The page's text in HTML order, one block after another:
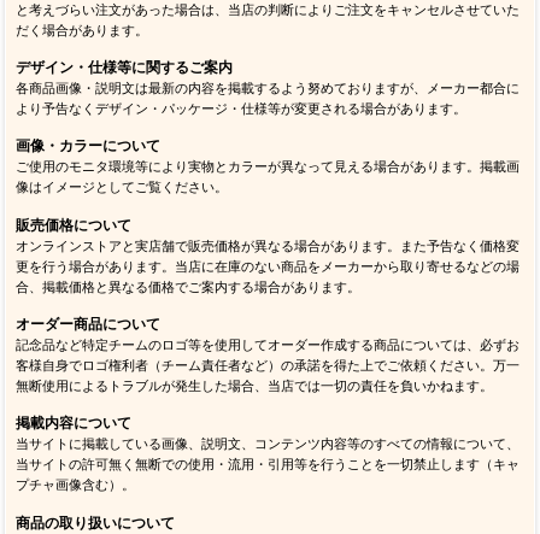
と考えづらい注文があった場合は、当店の判断によりご注文をキャンセルさせていた
だく場合があります。
デザイン・仕様等に関するご案内
各商品画像・説明文は最新の内容を掲載するよう努めておりますが、メーカー都合に
より予告なくデザイン・パッケージ・仕様等が変更される場合があります。
画像・カラーについて
ご使用のモニタ環境等により実物とカラーが異なって見える場合があります。掲載画
像はイメージとしてご覧ください。
販売価格について
オンラインストアと実店舗で販売価格が異なる場合があります。また予告なく価格変
更を行う場合があります。当店に在庫のない商品をメーカーから取り寄せるなどの場
合、掲載価格と異なる価格でご案内する場合があります。
オーダー商品について
記念品など特定チームのロゴ等を使用してオーダー作成する商品については、必ずお
客様自身でロゴ権利者（チーム責任者など）の承諾を得た上でご依頼ください。万一
無断使用によるトラブルが発生した場合、当店では一切の責任を負いかねます。
掲載内容について
当サイトに掲載している画像、説明文、コンテンツ内容等のすべての情報について、
当サイトの許可無く無断での使用・流用・引用等を行うことを一切禁止します（キャ
プチャ画像含む）。
商品の取り扱いについて